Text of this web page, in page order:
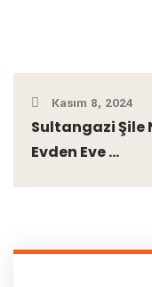
Kasım 8, 2024
Sultangazi Şile
Evden Eve ...